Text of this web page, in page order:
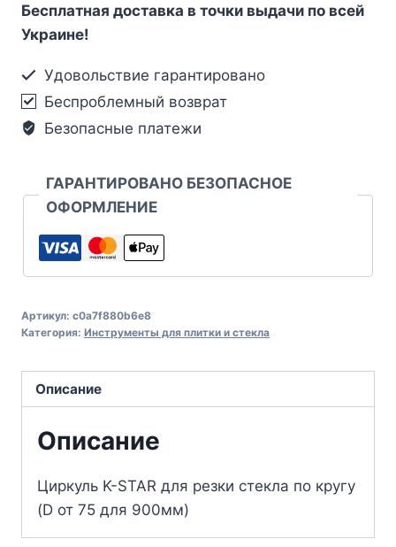
Бесплатная доставка в точки выдачи по всей
Украине!
Удовольствие гарантировано
Беспроблемный возврат
Безопасные платежи
ГАРАНТИРОВАНО БЕЗОПАСНОЕ
ОФОРМЛЕНИЕ
Артикул: c0a7f880b6e8
Категория: Инструменты для плитки и стекла
Описание
Описание
Циркуль K-STAR для резки стекла по кругу
(D от 75 для 900мм)